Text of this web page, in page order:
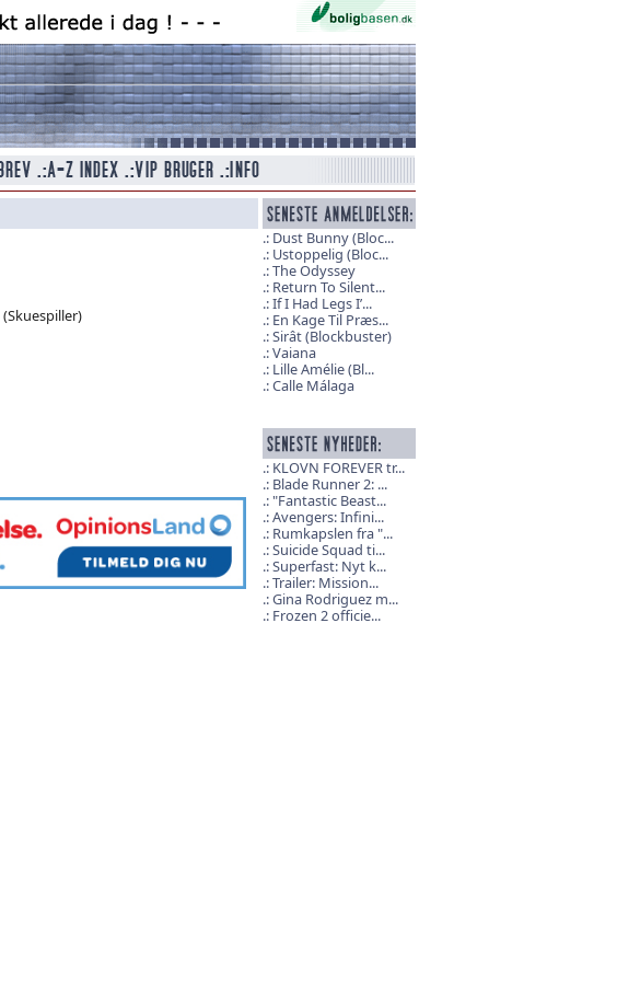
(Skuespiller)
Dust Bunny (Bloc...
Ustoppelig (Bloc...
The Odyssey
Return To Silent...
If I Had Legs I’...
En Kage Til Præs...
Sirât (Blockbuster)
Vaiana
Lille Amélie (Bl...
Calle Málaga
KLOVN FOREVER tr...
Blade Runner 2: ...
"Fantastic Beast...
Avengers: Infini...
Rumkapslen fra "...
Suicide Squad ti...
Superfast: Nyt k...
Trailer: Mission...
Gina Rodriguez m...
Frozen 2 officie...